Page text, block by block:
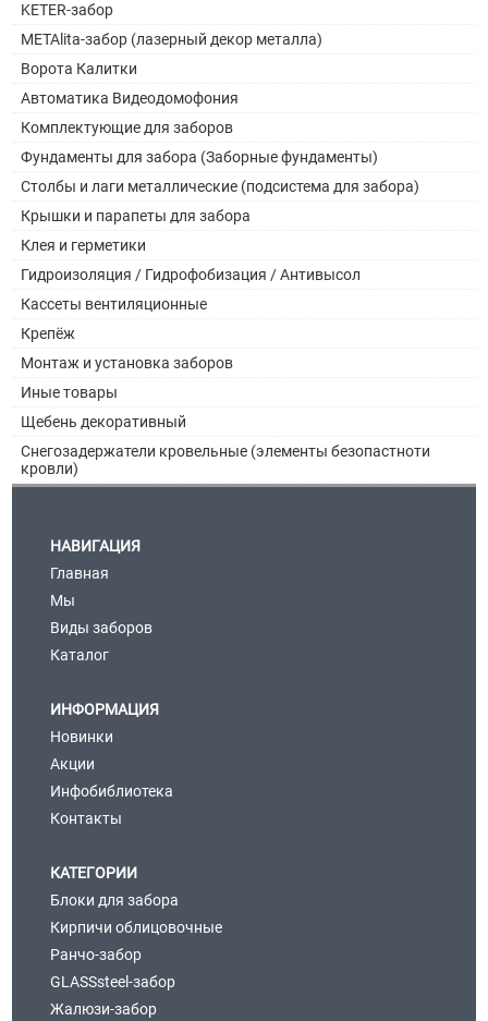
KETER-забор
METAlita-забор (лазерный декор металла)
Ворота Калитки
Автоматика Видеодомофония
Комплектующие для заборов
Фундаменты для забора (Заборные фундаменты)
Столбы и лаги металлические (подсистема для забора)
Крышки и парапеты для забора
Клея и герметики
Гидроизоляция / Гидрофобизация / Антивысол
Кассеты вентиляционные
Крепёж
Монтаж и установка заборов
Иные товары
Щебень декоративный
Снегозадержатели кровельные (элементы безопастноти
кровли)
НАВИГАЦИЯ
Главная
Мы
Виды заборов
Каталог
ИНФОРМАЦИЯ
Новинки
Акции
Инфобиблиотека
Контакты
КАТЕГОРИИ
Блоки для забора
Кирпичи облицовочные
Ранчо-забор
GLASSsteel-забор
Жалюзи-забор